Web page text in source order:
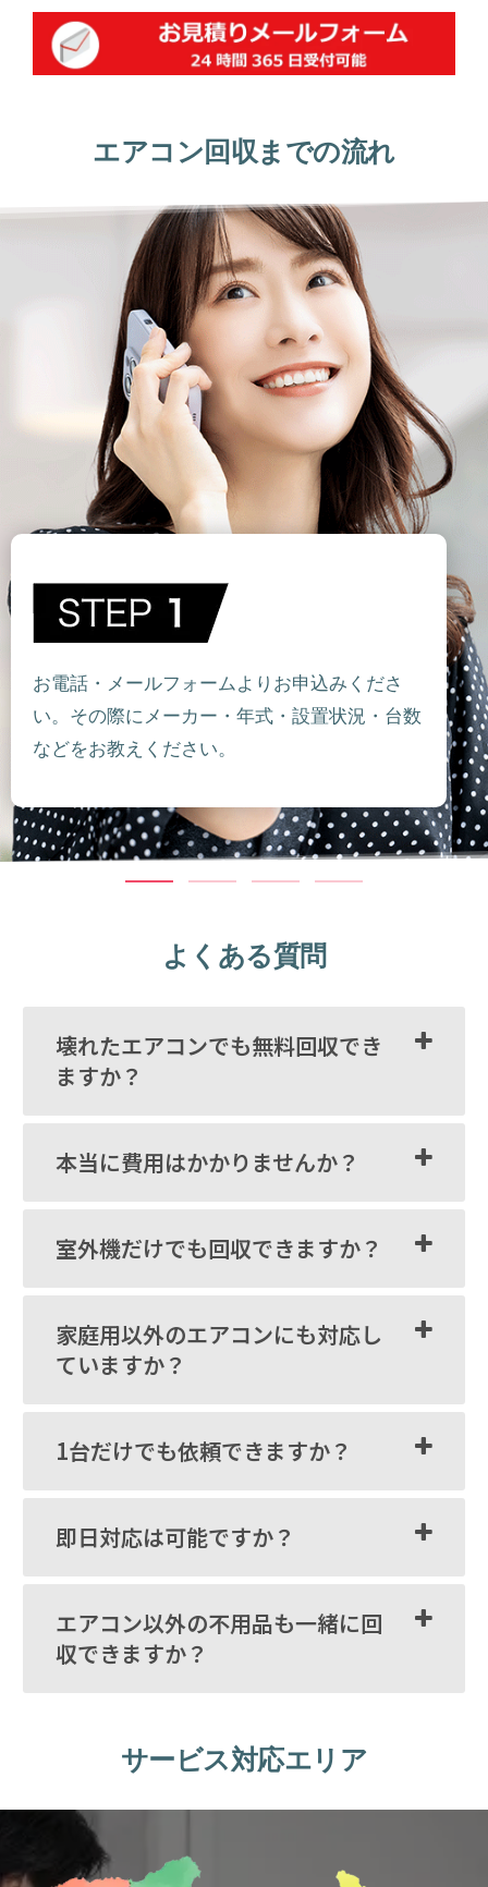
エアコン回収までの流れ
お電話・メールフォームよりお申込みくださ
い。その際にメーカー・年式・設置状況・台数
などをお教えください。
よくある質問
壊れたエアコンでも無料回収でき
ますか？
本当に費用はかかりませんか？
室外機だけでも回収できますか？
家庭用以外のエアコンにも対応し
ていますか？
1台だけでも依頼できますか？
即日対応は可能ですか？
エアコン以外の不用品も一緒に回
収できますか？
サービス対応エリア